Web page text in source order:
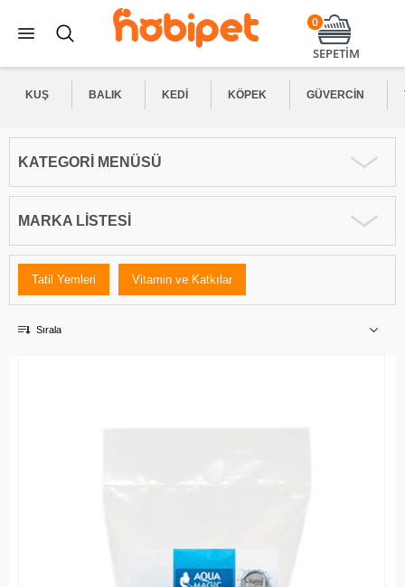
0
SEPETİM
KUŞ BALIK KEDI KÖPEK GÜVERCIN
KATEGORI MENÜSÜ
MARKA LISTESI
Tatil Yemleri Vitamin ve Katkılar
Sırala